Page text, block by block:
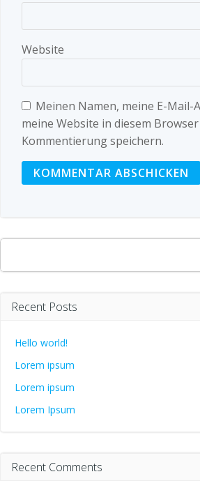
Website
Meinen Namen, meine E-Mail-
meine Website in diesem
Kommentierung speichern.
Suchen
Recent Posts
Hello world!
Lorem ipsum
Lorem ipsum
Lorem Ipsum
Recent Comments